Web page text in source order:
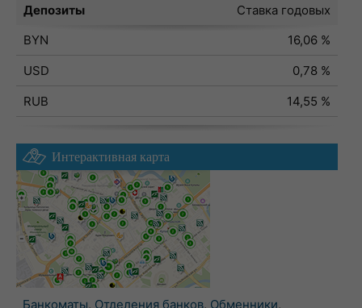
Депозиты
Ставка годовых
BYN
16,06 %
USD
0,78 %
RUB
14,55 %
Интерактивная карта
Банкоматы, Отделения банков, Обменники,